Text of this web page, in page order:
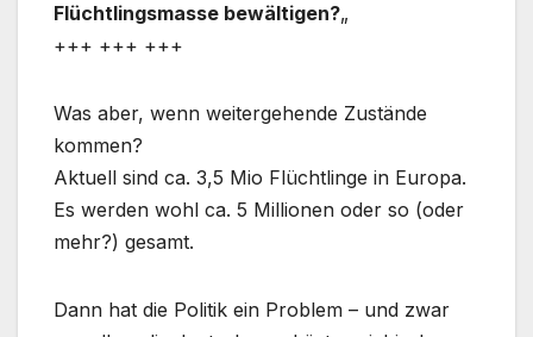
Flüchtlingsmasse bewältigen?„
+++ +++ +++
Was aber, wenn weitergehende Zustände
kommen?
Aktuell sind ca. 3,5 Mio Flüchtlinge in Europa.
Es werden wohl ca. 5 Millionen oder so (oder
mehr?) gesamt.
Dann hat die Politik ein Problem – und zwar